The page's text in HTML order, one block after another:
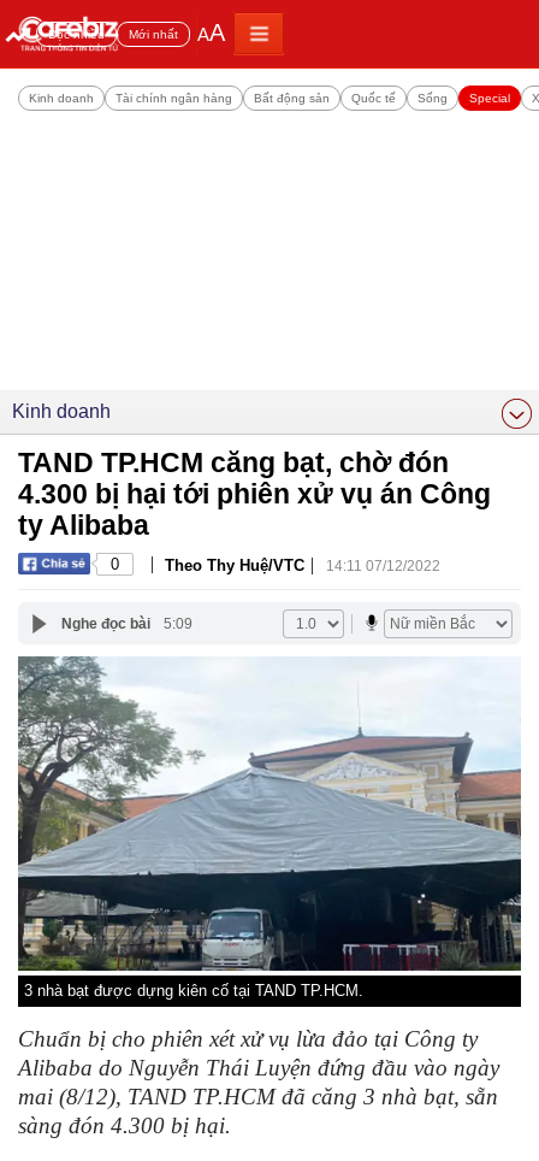
Đọc nhiều Mới nhất AA
Kinh doanh Tài chính ngân hàng Bất động sản Quốc tế Sống Special
Kinh doanh
TAND TP.HCM căng bạt, chờ đón
4.300 bị hại tới phiên xử vụ án Công
ty Alibaba
0 | Theo Thy Huệ/VTC | 14:11 07/12/2022
Nghe đọc bài 5:09
3 nhà bạt được dựng kiên cố tại TAND TP.HCM.
Chuẩn bị cho phiên xét xử vụ lừa đảo tại Công ty
Alibaba do Nguyễn Thái Luyện đứng đầu vào ngày
mai (8/12), TAND TP.HCM đã căng 3 nhà bạt, sẵn
sàng đón 4.300 bị hại.